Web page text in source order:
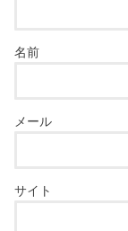
名前
メール
サイト